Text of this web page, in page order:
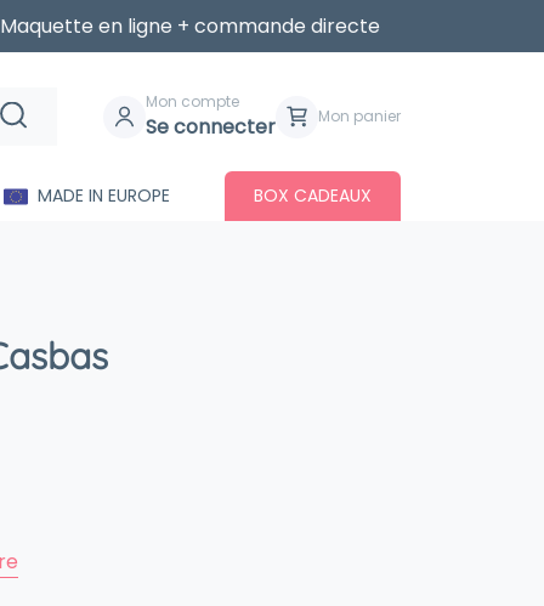
Maquette en ligne + commande directe
Mon compte
Se connecter Mon panier
MADE IN EUROPE BOX CADEAUX